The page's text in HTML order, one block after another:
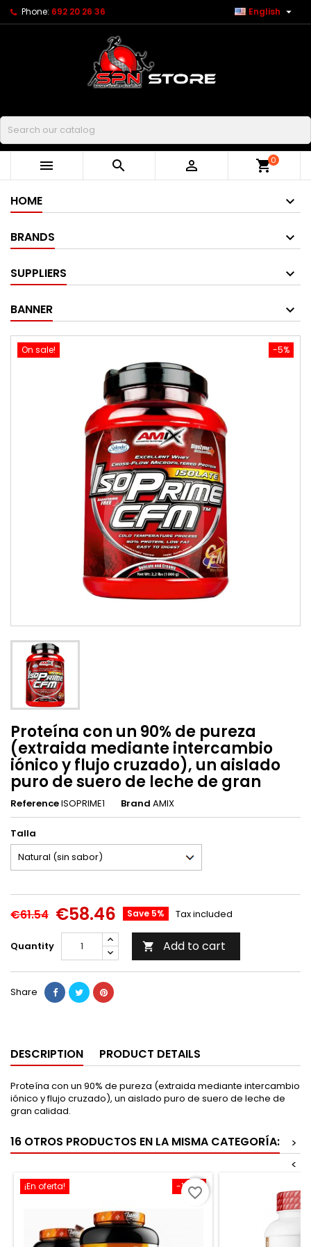
Phone: 692 20 26 36 English 
Buscar
   shopping_cart0
HOME
BRANDS
SUPPLIERS
BANNER
-5%
On sale!
Proteína con un 90% de pureza
(extraida mediante intercambio
iónico y flujo cruzado), un aislado
puro de suero de leche de gran
ReferenceISOPRIME1 Brand AMIX
Talla
€61.54 €58.46 Save 5% Tax included
Quantity  Add to cart
Share
DESCRIPTION PRODUCT DETAILS
Proteína con un 90% de pureza (extraida mediante intercambio
iónico y flujo cruzado), un aislado puro de suero de leche de
gran calidad.
16 OTROS PRODUCTOS EN LA MISMA CATEGORÍA:
>
<
-15,2%
¡En oferta! favorite_border